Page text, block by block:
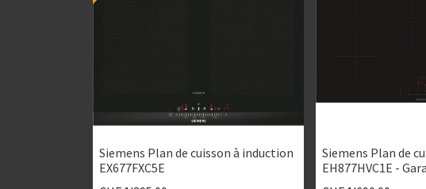
Siemens Plan de cuisson à induction
EX677FXC5E
Siemens Plan de
EH877HVC1E -